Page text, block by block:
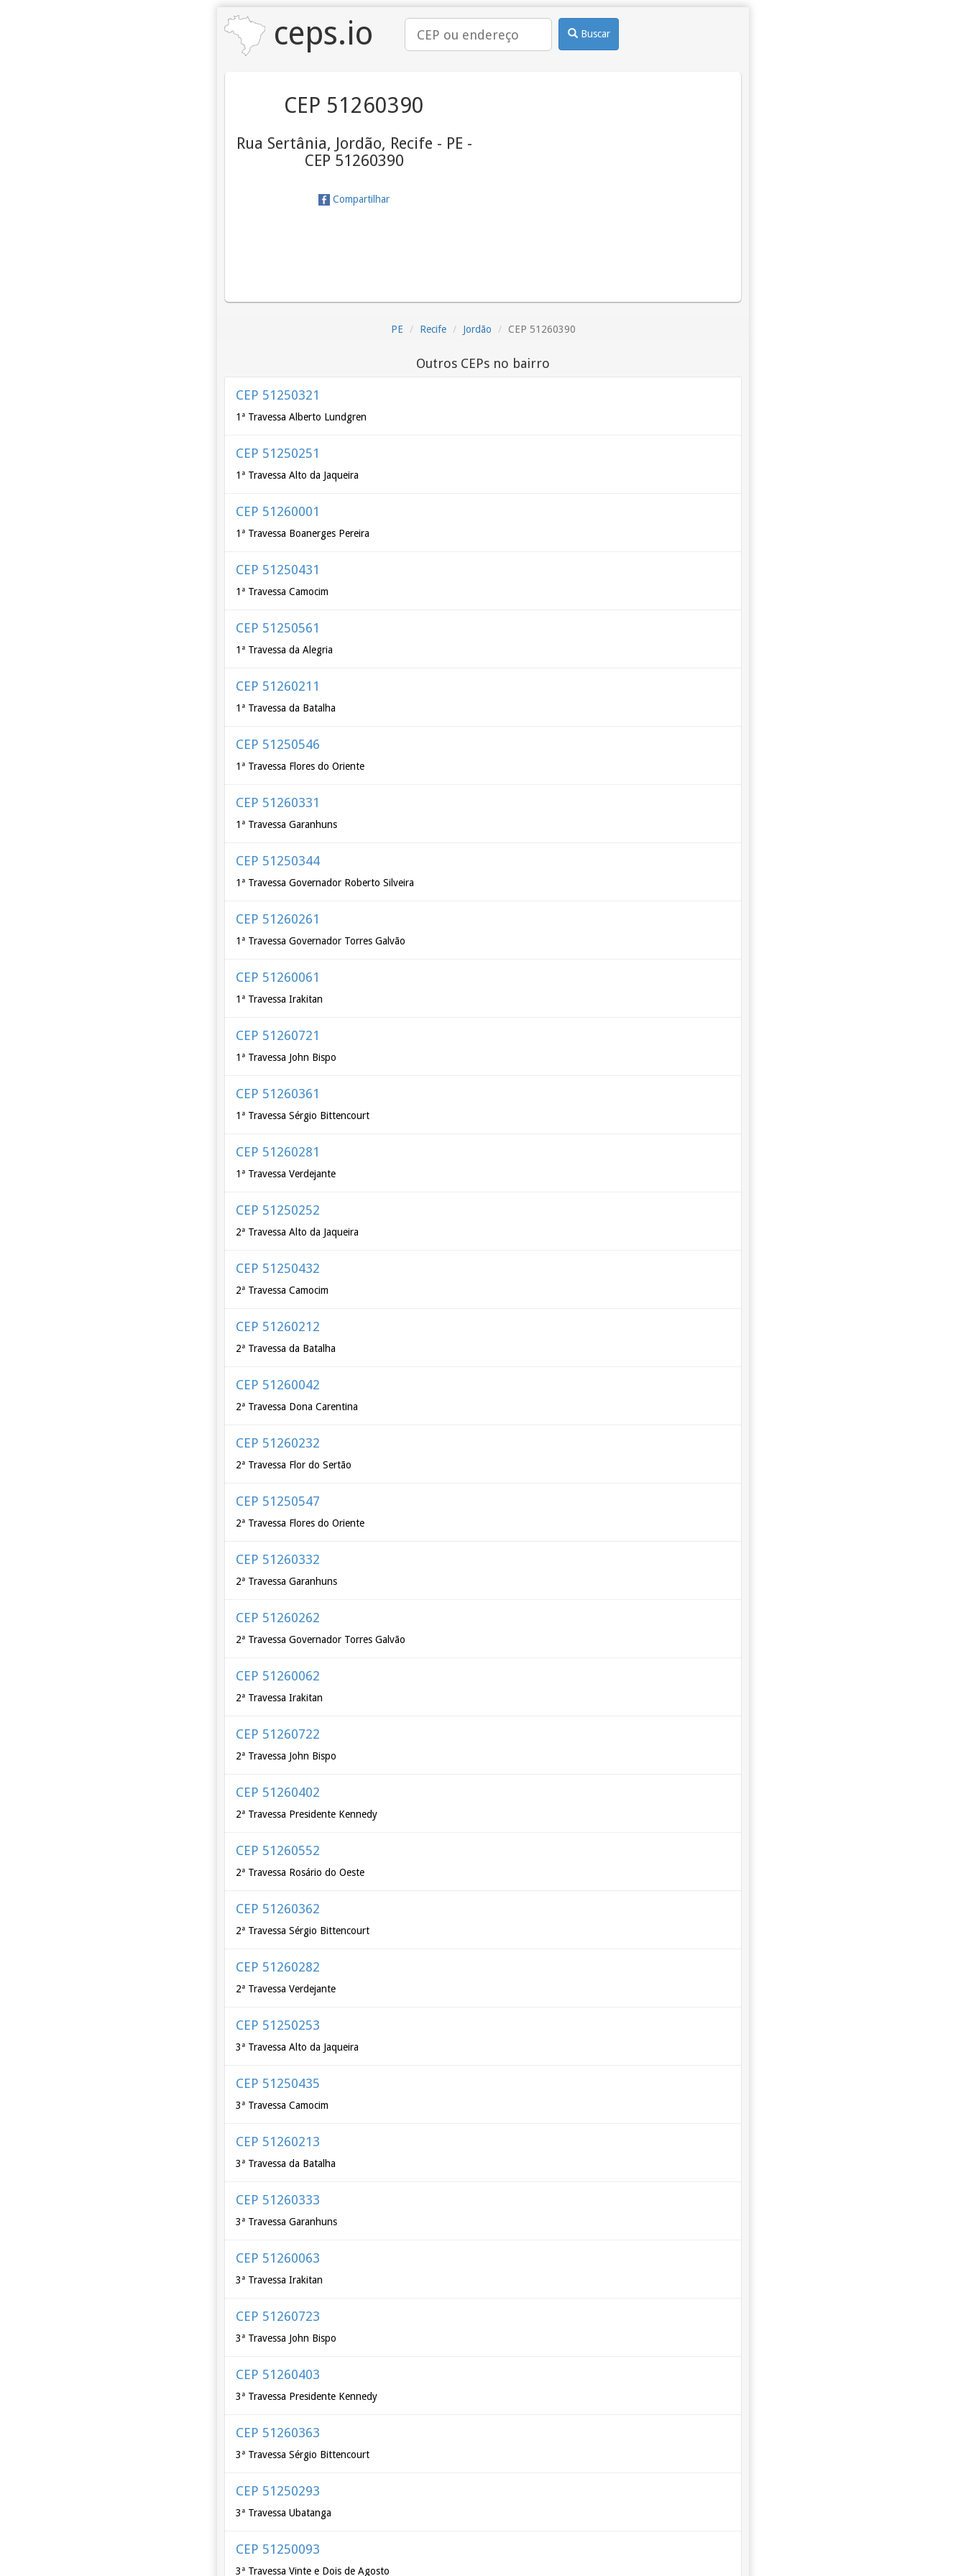
ceps.io Buscar
CEP 51260390
Rua Sertânia, Jordão, Recife - PE -
CEP 51260390
Compartilhar
PE Recife Jordão CEP 51260390
Outros CEPs no bairro
CEP 51250321
1ª Travessa Alberto Lundgren
CEP 51250251
1ª Travessa Alto da Jaqueira
CEP 51260001
1ª Travessa Boanerges Pereira
CEP 51250431
1ª Travessa Camocim
CEP 51250561
1ª Travessa da Alegria
CEP 51260211
1ª Travessa da Batalha
CEP 51250546
1ª Travessa Flores do Oriente
CEP 51260331
1ª Travessa Garanhuns
CEP 51250344
1ª Travessa Governador Roberto Silveira
CEP 51260261
1ª Travessa Governador Torres Galvão
CEP 51260061
1ª Travessa Irakitan
CEP 51260721
1ª Travessa John Bispo
CEP 51260361
1ª Travessa Sérgio Bittencourt
CEP 51260281
1ª Travessa Verdejante
CEP 51250252
2ª Travessa Alto da Jaqueira
CEP 51250432
2ª Travessa Camocim
CEP 51260212
2ª Travessa da Batalha
CEP 51260042
2ª Travessa Dona Carentina
CEP 51260232
2ª Travessa Flor do Sertão
CEP 51250547
2ª Travessa Flores do Oriente
CEP 51260332
2ª Travessa Garanhuns
CEP 51260262
2ª Travessa Governador Torres Galvão
CEP 51260062
2ª Travessa Irakitan
CEP 51260722
2ª Travessa John Bispo
CEP 51260402
2ª Travessa Presidente Kennedy
CEP 51260552
2ª Travessa Rosário do Oeste
CEP 51260362
2ª Travessa Sérgio Bittencourt
CEP 51260282
2ª Travessa Verdejante
CEP 51250253
3ª Travessa Alto da Jaqueira
CEP 51250435
3ª Travessa Camocim
CEP 51260213
3ª Travessa da Batalha
CEP 51260333
3ª Travessa Garanhuns
CEP 51260063
3ª Travessa Irakitan
CEP 51260723
3ª Travessa John Bispo
CEP 51260403
3ª Travessa Presidente Kennedy
CEP 51260363
3ª Travessa Sérgio Bittencourt
CEP 51250293
3ª Travessa Ubatanga
CEP 51250093
3ª Travessa Vinte e Dois de Agosto